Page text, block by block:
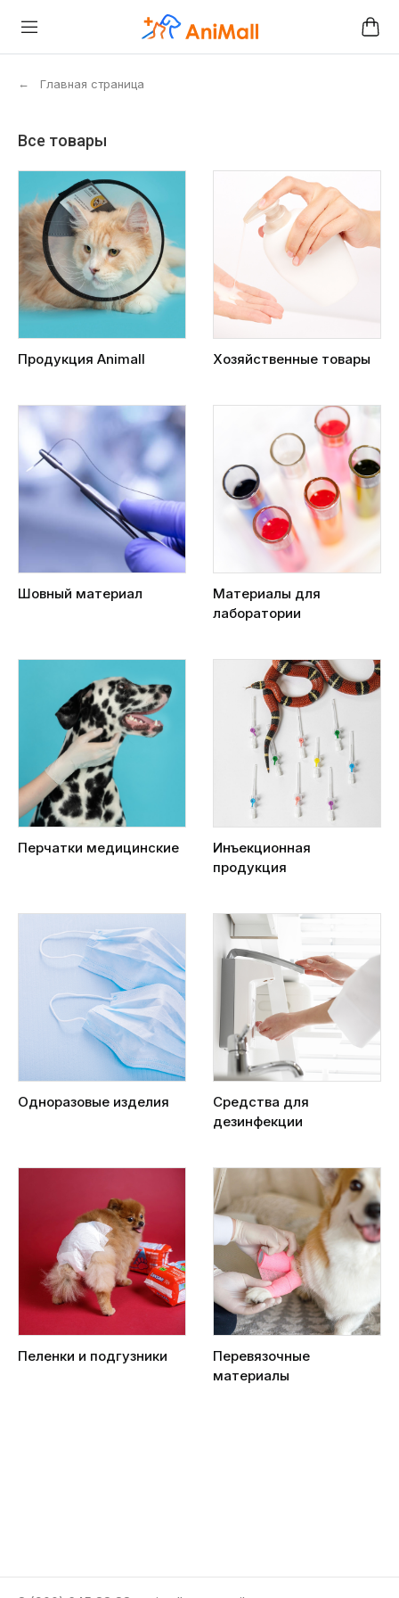
← Главная страница
Все товары
Продукция Animall Хозяйственные товары
Шовный материал
Материалы для
лаборатории
Перчатки медицинские
Инъекционная
продукция
Одноразовые изделия
Средства для
дезинфекции
Пеленки и подгузники
Перевязочные
материалы